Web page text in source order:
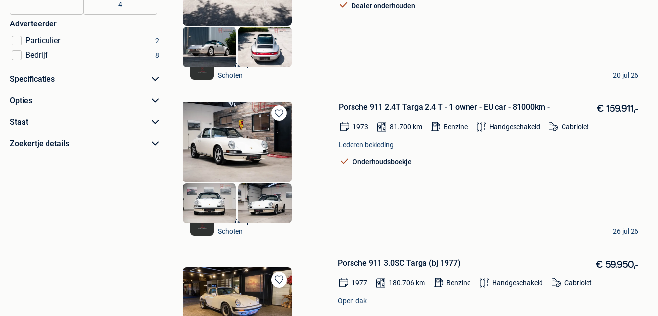
4
Adverteerder
Particulier
2
Bedrijf 8
Specificaties
Opties
Staat
Zoekertje details
Dealer onderhouden
Carrera Sport Classics
Schoten
20 jul 26
Bewaren
in
Mijn
Favorieten
Porsche 911 2.4T Targa 2.4 T - 1 owner - EU car - 81000km - € 159.911,-
1973 81.700 km Benzine Handgeschakeld Cabriolet
Lederen bekleding
Onderhoudsboekje
Carrera Sport Classics
Schoten
26 jul 26
Bewaren
in
Mijn
Porsche 911 3.0SC Targa (bj 1977) € 59.950,-
1977 180.706 km Benzine Handgeschakeld Cabriolet
Open dak